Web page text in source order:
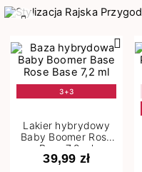
3+3
Lakier hybrydowy
Baby Boomer Rose
Base 7,2 ml
39,99 zł